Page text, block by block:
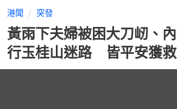
港聞 突發
黃雨下夫婦被困大刀屻、
行玉桂山迷路 皆平安獲救